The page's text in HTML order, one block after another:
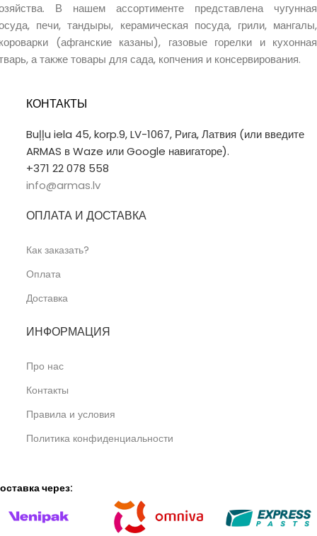
В нашем ассортименте представлена чугунная
печи, тандыры, керамическая посуда, грили, мангалы,
(афганские казаны), газовые горелки и кухонная
а также товары для сада, копчения и консервирования.
КОНТАКТЫ
Buļļu iela 45, korp.9, LV-1067, Рига, Латвия (или введите
ARMAS в Waze или Google навигаторе).
+371 22 078 558
info@armas.lv
ОПЛАТА И ДОСТАВКА
Как заказать?
Оплата
Доставка
ИНФОРМАЦИЯ
Про нас
Контакты
Правила и условия
Политика конфиденциальности
через: